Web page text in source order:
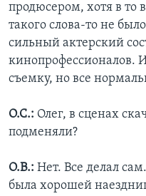
продюсером, хотя в то
такого слова-то не
сильный актерский
кинопрофессионалов.
съемку, но все
О.С.: Олег, в сценах
подменяли?
О.В.: Нет. Все делал
была хорошей